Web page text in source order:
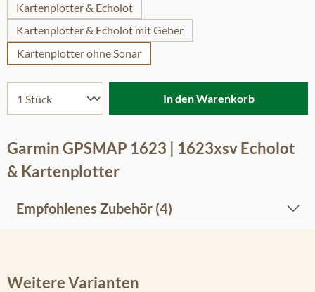
Kartenplotter & Echolot
Kartenplotter & Echolot mit Geber
Kartenplotter ohne Sonar
In den Warenkorb
Garmin GPSMAP 1623 | 1623xsv Echolot
& Kartenplotter
Empfohlenes Zubehör (4)
Weitere Varianten